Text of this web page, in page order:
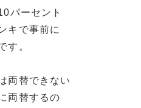
パーセント
キで事前に
す。
両替できない
両替するの